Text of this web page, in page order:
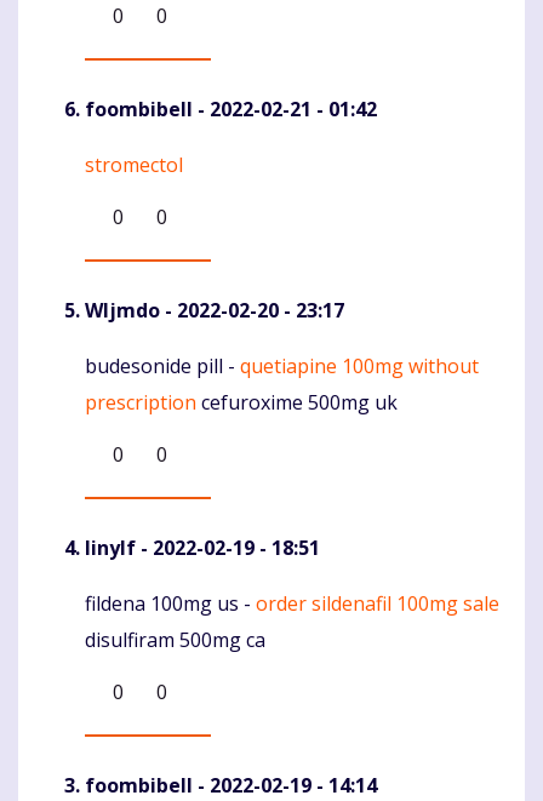
0
0
foombibell - 2022-02-21 - 01:42
Komentaras
stromectol
0
0
Wljmdo - 2022-02-20 - 23:17
Komentaras
budesonide pill - quetiapine 100mg without
prescription cefuroxime 500mg uk
0
0
Iinylf - 2022-02-19 - 18:51
Komentaras
fildena 100mg us - order sildenafil 100mg sale
disulfiram 500mg ca
0
0
foombibell - 2022-02-19 - 14:14